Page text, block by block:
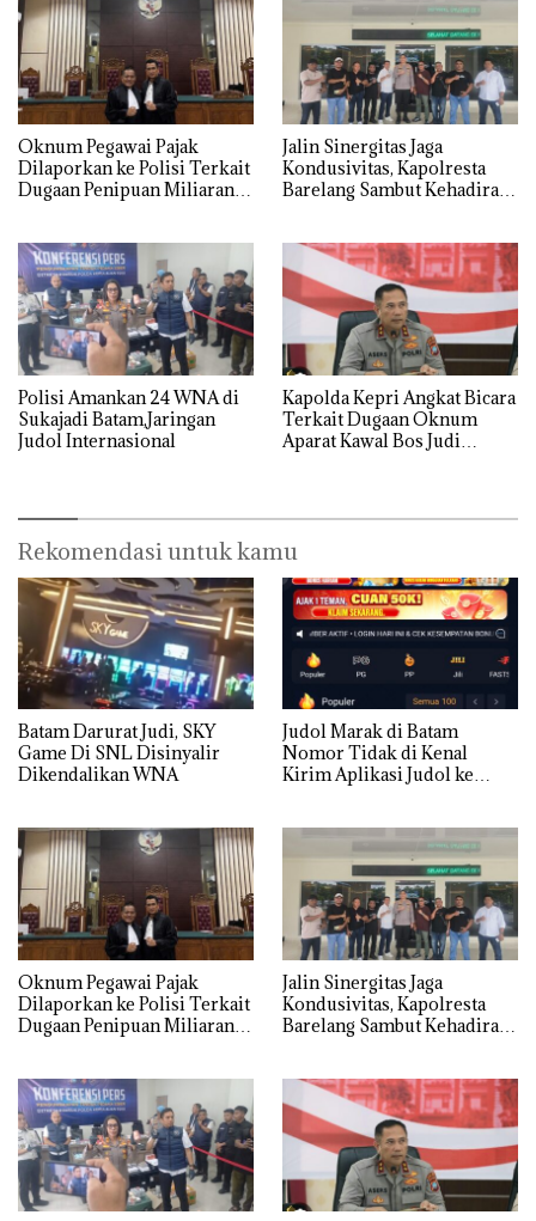
Oknum Pegawai Pajak
Dilaporkan ke Polisi Terkait
Dugaan Penipuan Miliaran
Jalin Sinergitas Jaga
Kondusivitas, Kapolresta
Barelang Sambut Kehadiran
Polisi Amankan 24 WNA di
Sukajadi Batam,Jaringan
Judol Internasional
‎Kapolda Kepri Angkat Bicara
Terkait Dugaan Oknum
Aparat Kawal Bos Judi
Rekomendasi untuk kamu
Batam Darurat Judi, SKY
Game Di SNL Disinyalir
Dikendalikan WNA
Judol Marak di Batam
Nomor Tidak di Kenal
Kirim Aplikasi Judol ke
Oknum Pegawai Pajak
Dilaporkan ke Polisi Terkait
Dugaan Penipuan Miliaran
Jalin Sinergitas Jaga
Kondusivitas, Kapolresta
Barelang Sambut Kehadiran